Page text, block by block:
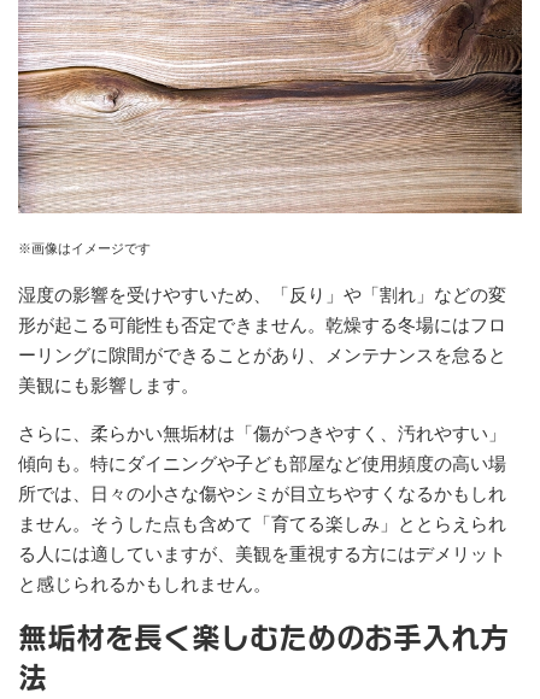
※画像はイメージです
湿度の影響を受けやすいため、「反り」や「割れ」などの変
形が起こる可能性も否定できません。乾燥する冬場にはフロ
ーリングに隙間ができることがあり、メンテナンスを怠ると
美観にも影響します。
さらに、柔らかい無垢材は「傷がつきやすく、汚れやすい」
傾向も。特にダイニングや子ども部屋など使用頻度の高い場
所では、日々の小さな傷やシミが目立ちやすくなるかもしれ
ません。そうした点も含めて「育てる楽しみ」ととらえられ
る人には適していますが、美観を重視する方にはデメリット
と感じられるかもしれません。
無垢材を長く楽しむためのお手入れ方
法